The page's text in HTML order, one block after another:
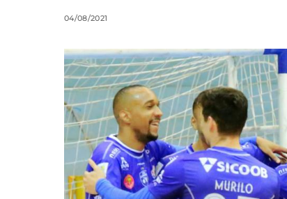
04/08/2021